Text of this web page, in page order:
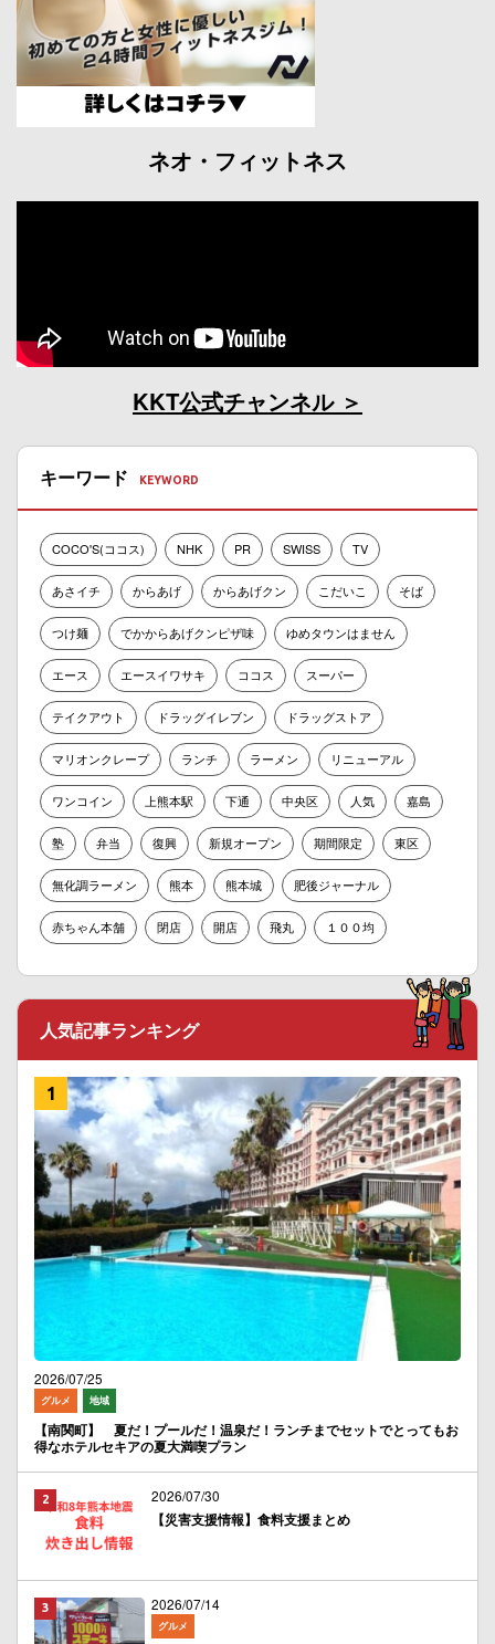
ネオ・フィットネス
KKT公式チャンネル
キーワード
COCO'S(ココス) NHK PR SWISS TV
あさイチ からあげ からあげクン こだいこ そば
つけ麺 でかからあげクンピザ味 ゆめタウンはません
エース エースイワサキ ココス スーパー
テイクアウト ドラッグイレブン ドラッグストア
マリオンクレープ ランチ ラーメン リニューアル
ワンコイン 上熊本駅 下通 中央区 人気 嘉島
塾 弁当 復興 新規オープン 期間限定 東区
無化調ラーメン 熊本 熊本城 肥後ジャーナル
赤ちゃん本舗 閉店 開店 飛丸 １００均
人気記事ランキング
2026/07/25
グルメ 地域
【南関町】 夏だ！プールだ！温泉だ！ランチまでセットでとってもお
得なホテルセキアの夏大満喫プラン
2026/07/30
【災害支援情報】食料支援まとめ
2026/07/14
グルメ